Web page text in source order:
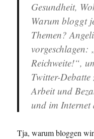
Gesundheit,
Warum bloggt
Themen?
vorgeschlagen:
Reichweite!“,
Twitter-Debatte
Arbeit und
und im Internet
Tja, warum bloggen